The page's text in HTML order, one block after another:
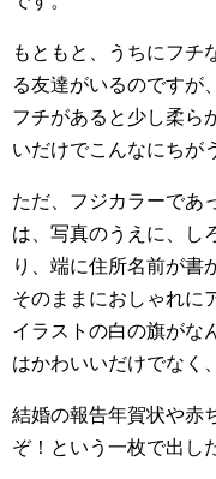
もともと、うちにフチ
る友達がいるのですが
フチがあると少し柔ら
いだけでこんなにちが
ただ、フジカラーであ
は、写真のうえに、し
り、端に住所名前が書
そのままにおしゃれに
イラストの白の旗がな
はかわいいだけでなく
結婚の報告年賀状や赤
ぞ！という一枚で出し